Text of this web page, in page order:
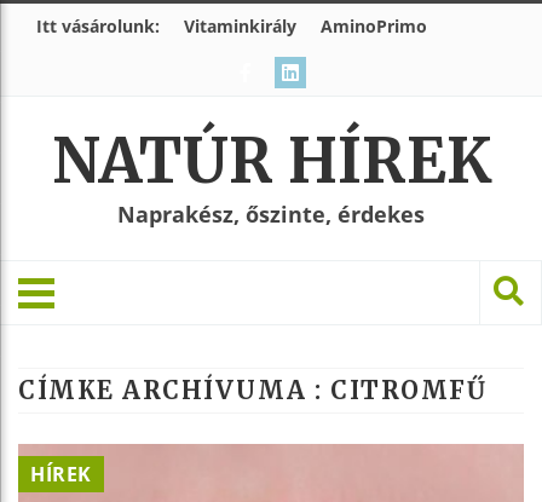
Itt vásárolunk: Vitaminkirály AminoPrimo
NATÚR HÍREK
Naprakész, őszinte, érdekes
CÍMKE ARCHÍVUMA : CITROMFŰ
HÍREK